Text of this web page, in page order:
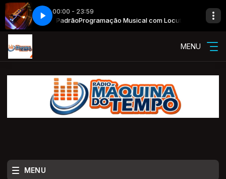
00:00 - 23:59
com Locutor PadrãoProgramação Musical com Locutor Padrão
here Now Playing info goes here
MENU
MENU